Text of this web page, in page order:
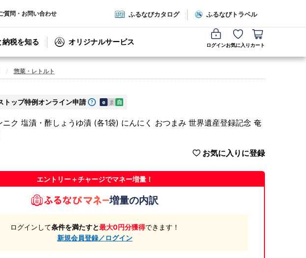
質問・お問い合わせ ふるなびカタログ ふるなびトラベル
納税を知る オリジナルサービス ログインお気に入り カート
惣菜・レトルト
トップ特例オンライン申請 e ま 自
ク 塩漬・酢しょうゆ漬 (各1袋) にんにく おつまみ 世界遺産登録記念 奄
お気に入りに登録
エントリー＋チャージでマネー増量！
増量の内訳
ログインして条件を満たすと最大0円分獲得できます！
新規会員登録／ログイン